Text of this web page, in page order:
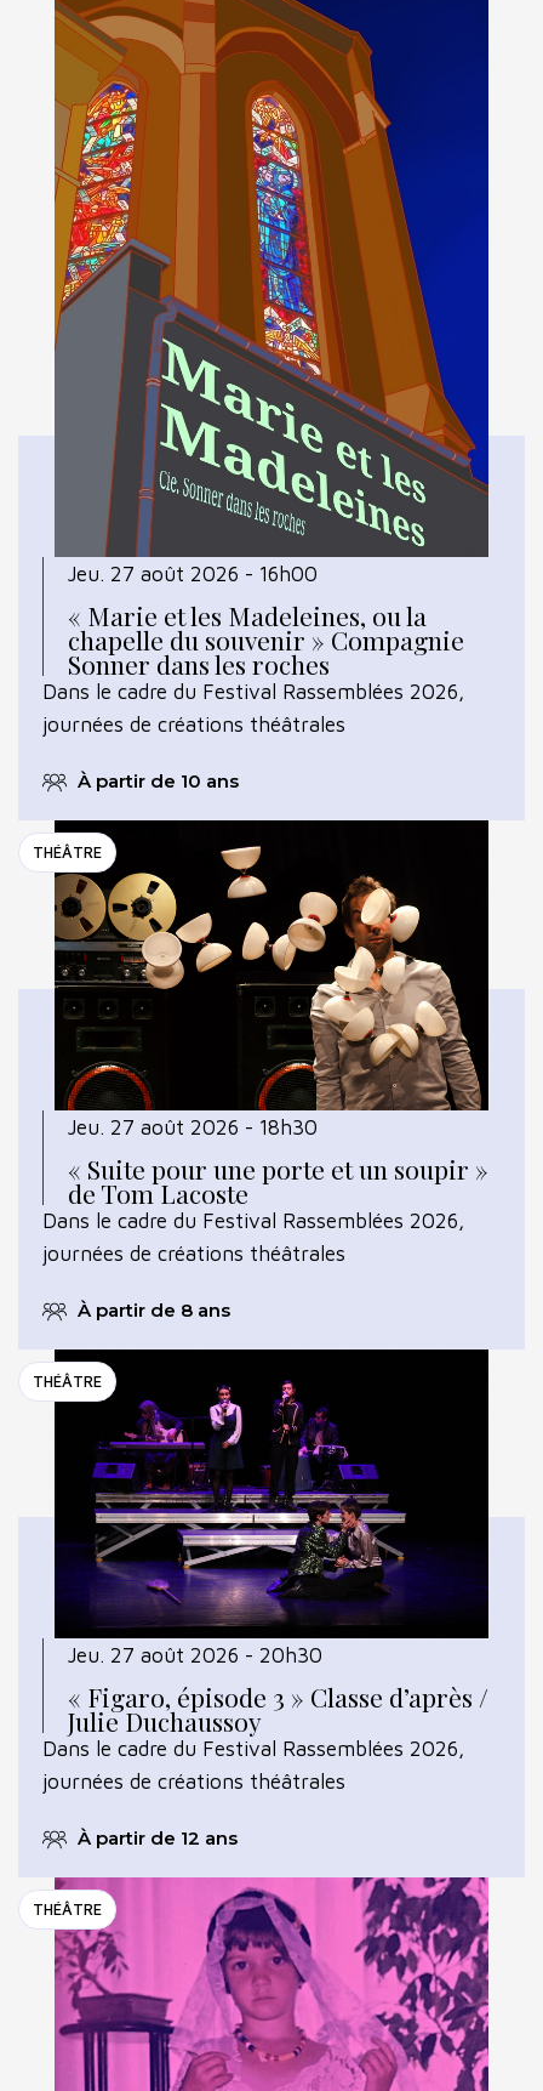
« Marie et les Madeleines, ou la
chapelle du souvenir » Compagnie
Sonner dans les roches
Jeu. 27 août 2026 - 16h00
Dans le cadre du Festival Rassemblées 2026,
journées de créations théâtrales
À partir de 10 ans
« Suite pour une porte et un soupir »
de Tom Lacoste
Jeu. 27 août 2026 - 18h30
Dans le cadre du Festival Rassemblées 2026,
journées de créations théâtrales
À partir de 8 ans
THÉÂTRE
« Figaro, épisode 3 » Classe d’après /
Julie Duchaussoy
Jeu. 27 août 2026 - 20h30
Dans le cadre du Festival Rassemblées 2026,
journées de créations théâtrales
À partir de 12 ans
THÉÂTRE
THÉÂTRE